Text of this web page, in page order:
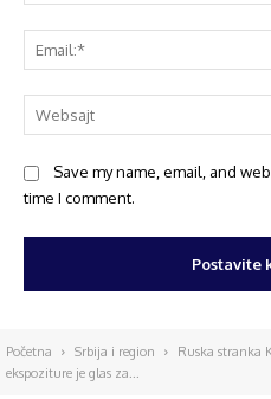
Save my name, email, and
time I comment.